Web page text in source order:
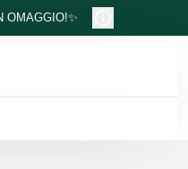
OMAGGIO!✨